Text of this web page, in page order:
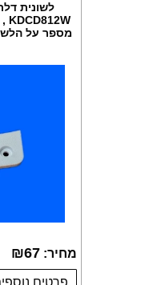
מספר על הלשונית 42190493 ,
מחיר: ₪67
פרטים